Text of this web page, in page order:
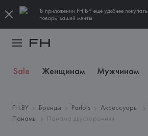
В приложении FH.BY еще удобнее покупать
товары вашей мечты
Sale Женщинам Мужчинам
FH.BY Бренды Parfois Аксессуары
Панамы
Панама двусторонняя